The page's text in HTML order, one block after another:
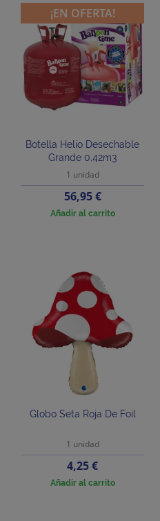
Botella Helio Desechable
Grande 0,42m3
1 unidad
Precio
56,95 €
Añadir al carrito
¡EN OFERTA!
Globo Seta Roja De Foil
1 unidad
Precio
4,25 €
Añadir al carrito